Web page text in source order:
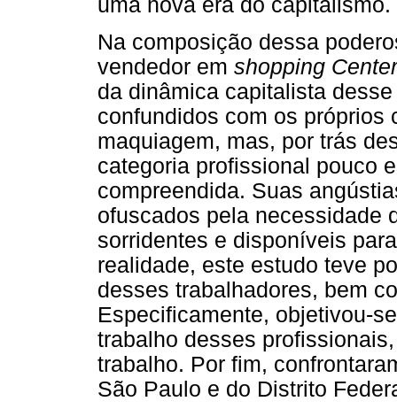
uma nova era do capitalismo.
Na composição dessa
vendedor em shopping Center
da dinâmica capitalista
confundidos com os próprios
maquiagem, mas, por trás
categoria profissional pouco
compreendida. Suas
ofuscados pela necessidade
sorridentes e disponíveis
realidade, este estudo teve
desses trabalhadores, bem
Especificamente, objetivou-
trabalho desses
trabalho. Por fim,
São Paulo e do Distrito